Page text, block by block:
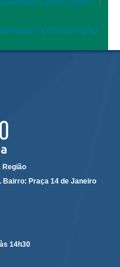
beneficiários
Região
Bairro: Praça 14 de Janeiro
14h30